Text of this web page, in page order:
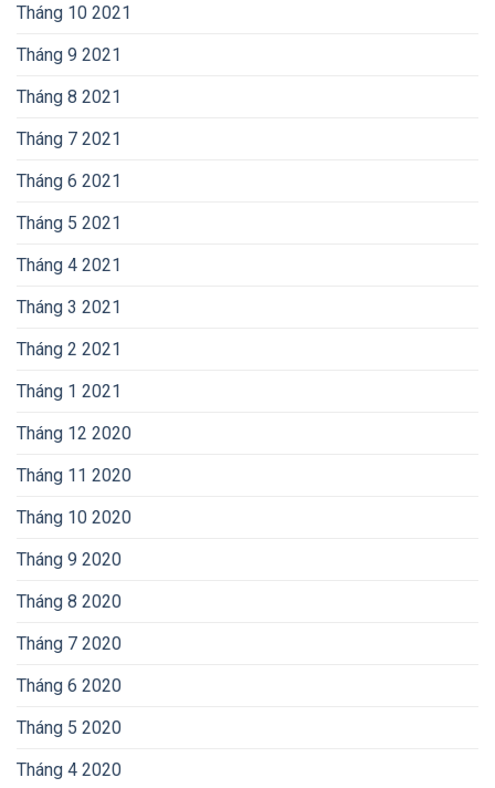
Tháng 10 2021
Tháng 9 2021
Tháng 8 2021
Tháng 7 2021
Tháng 6 2021
Tháng 5 2021
Tháng 4 2021
Tháng 3 2021
Tháng 2 2021
Tháng 1 2021
Tháng 12 2020
Tháng 11 2020
Tháng 10 2020
Tháng 9 2020
Tháng 8 2020
Tháng 7 2020
Tháng 6 2020
Tháng 5 2020
Tháng 4 2020